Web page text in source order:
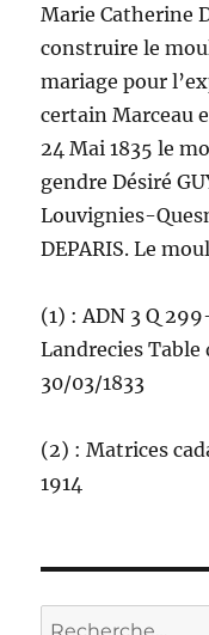
Marie Catherine
construire le
mariage pour
certain Marceau
24 Mai 1835 le
gendre Désiré
Louvignies-
DEPARIS. Le
(1) : ADN 3 Q
Landrecies Table
30/03/1833
(2) : Matrices
1914
Recherche